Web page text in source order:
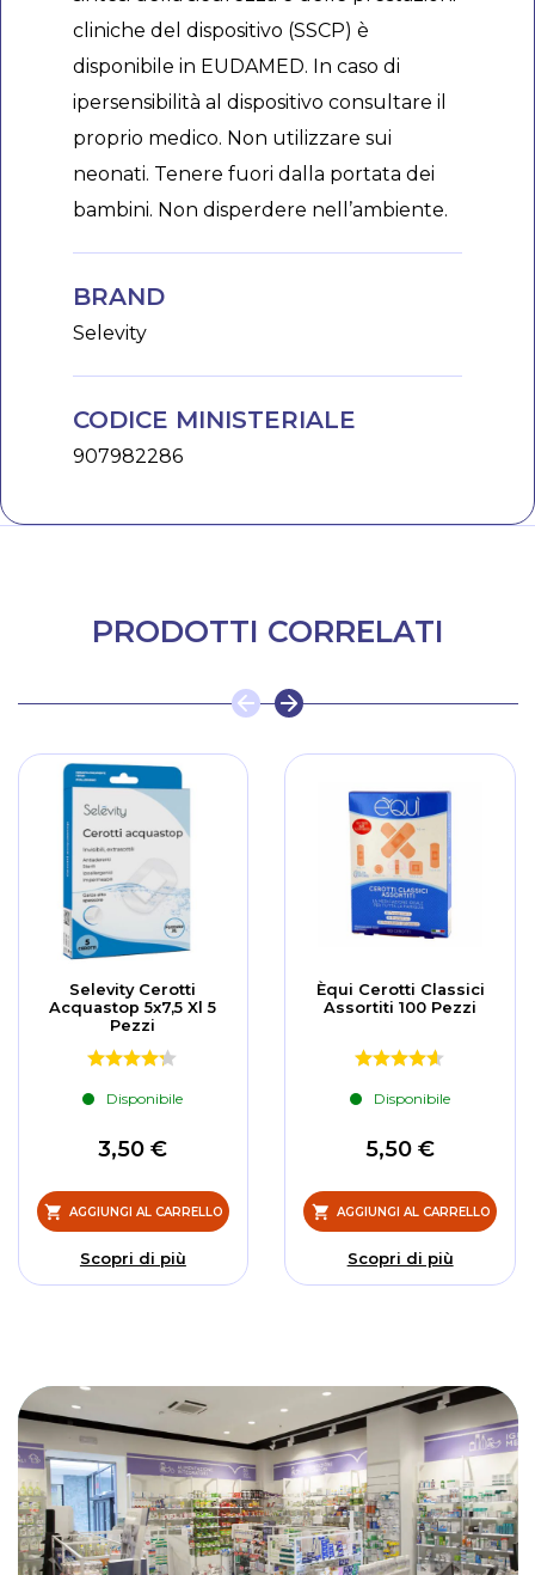
cliniche del dispositivo (SSCP) è
disponibile in EUDAMED. In caso di
ipersensibilità al dispositivo consultare il
proprio medico. Non utilizzare sui
neonati. Tenere fuori dalla portata dei
bambini. Non disperdere nell’ambiente.
BRAND
Selevity
CODICE MINISTERIALE
907982286
PRODOTTI CORRELATI
Selevity Cerotti
Acquastop 5x7,5 Xl 5
Pezzi
Disponibile
3,50 €
AGGIUNGI AL CARRELLO
Scopri di più
Èqui Cerotti Classici
Assortiti 100 Pezzi
Disponibile
5,50 €
AGGIUNGI AL CARRELLO
Scopri di più